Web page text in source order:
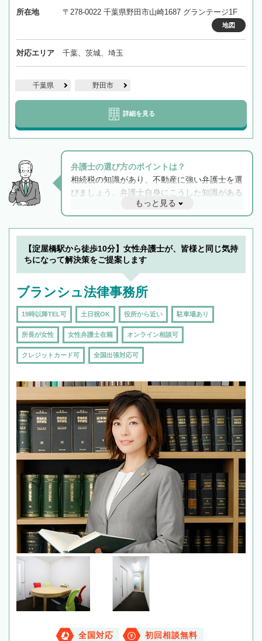
所在地 〒278-0022 千葉県野田市山崎1687 グランテージ1F
地図
対応エリア 千葉、茨城、埼玉
千葉県 野田市
詳細を見る
弁護士の選び方のポイントは？
相続税の知識があり、不動産に強い弁護士を選
びましょう。弁護士自身にこうした知識がある
と他士業との連携もスムーズに進み、トラブル
解決のみならず相続をトータルで任せることが
できます。また、相続は感情がからむ分野なの
でフィーリングも重要です。実際に電話や面談
で複数の弁護士と会話をしてウマが合う方に依
もっと見る
【淀屋橋駅から徒歩10分】女性弁護士が、皆様と同じ気持
ちになって解決策をご提案します
ブランシュ法律事務所
19時以降TEL可 土日祝OK 役所から近い 駐車場あり
所長が女性 女性弁護士在籍 オンライン相談可
クレジットカード可 全国出張対応可
全国対応 初回相談無料